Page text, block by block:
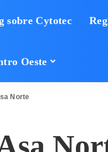
sobre Cytotec
Oeste
Norte